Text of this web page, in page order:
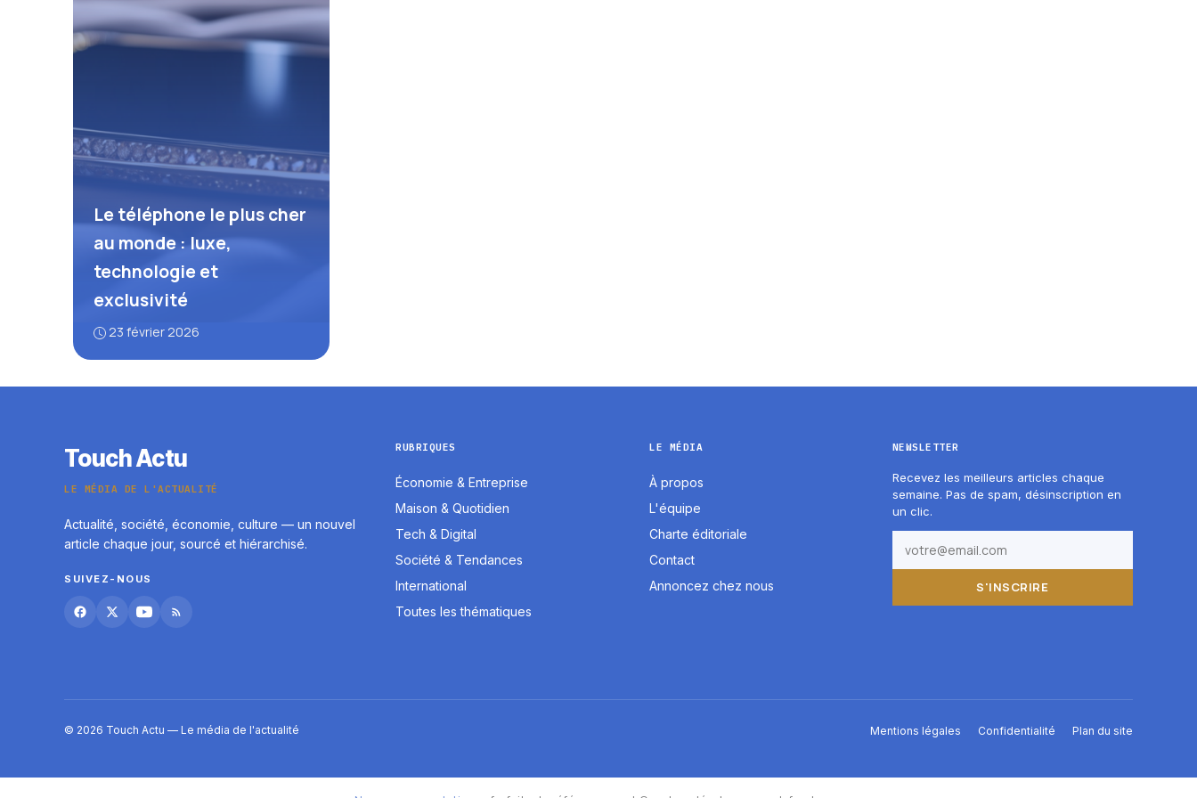
Le téléphone le plus cher
au monde : luxe,
technologie et
exclusivité
23 février 2026
Touch Actu
LE MÉDIA DE L'ACTUALITÉ
Actualité, société, économie, culture — un nouvel
article chaque jour, sourcé et hiérarchisé.
SUIVEZ-NOUS
RUBRIQUES
Économie & Entreprise
Maison & Quotidien
Tech & Digital
Société & Tendances
International
Toutes les thématiques
LE MÉDIA
À propos
L'équipe
Charte éditoriale
Contact
Annoncez chez nous
NEWSLETTER
Recevez les meilleurs articles chaque
semaine. Pas de spam, désinscription en
un clic.
S'INSCRIRE
© 2026 Touch Actu — Le média de l'actualité Mentions légales Confidentialité Plan du site